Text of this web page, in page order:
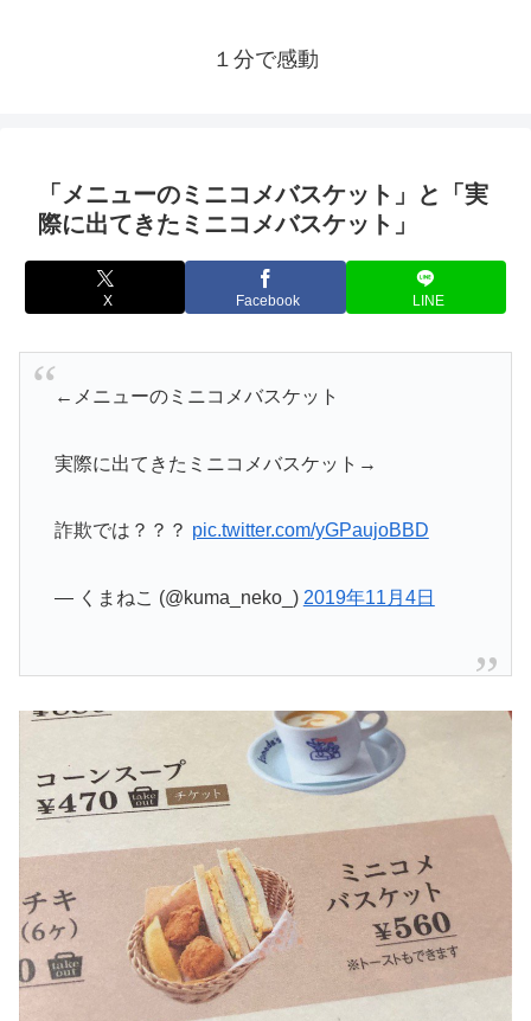
１分で感動
「メニューのミニコメバスケット」と「実
際に出てきたミニコメバスケット」
X Facebook LINE
←メニューのミニコメバスケット
実際に出てきたミニコメバスケット→
詐欺では？？？ pic.twitter.com/yGPaujoBBD
— くまねこ (@kuma_neko_) 2019年11月4日